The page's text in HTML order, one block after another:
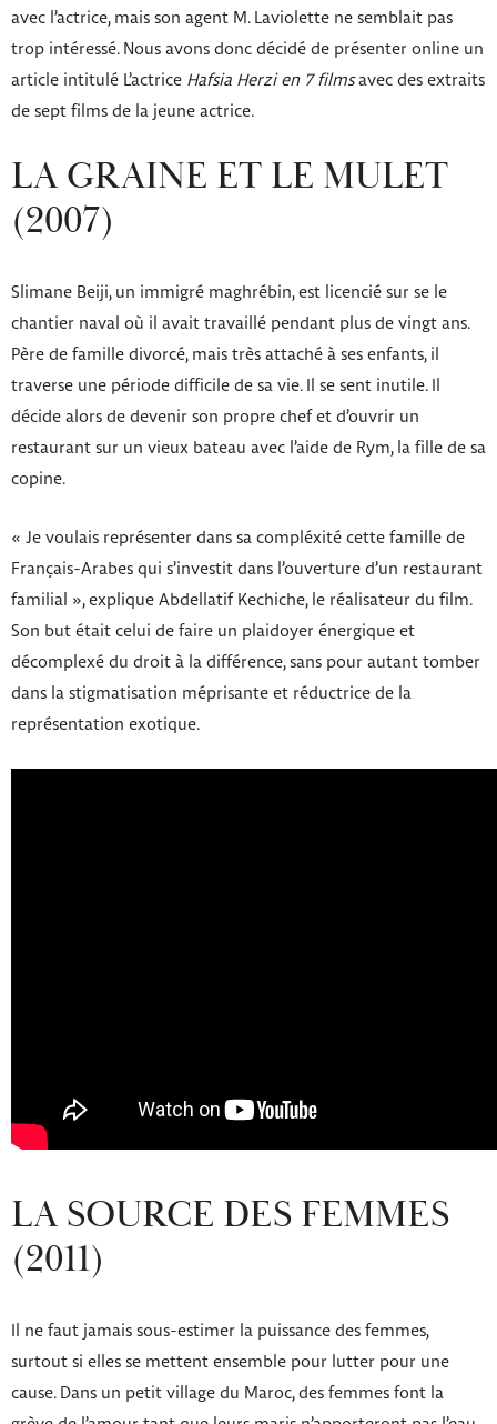
avec l’actrice, mais son agent M. Laviolette ne semblait pas
trop intéressé. Nous avons donc décidé de présenter online un
article intitulé L’actrice Hafsia Herzi en 7 filmsavec des extraits
de sept films de la jeune actrice.
LA GRAINE ET LE MULET
(2007)
Slimane Beiji, un immigré maghrébin, est licencié sur se le
chantier naval où il avait travaillé pendant plus de vingt ans.
Père de famille divorcé, mais très attaché à ses enfants, il
traverse une période difficile de sa vie. Il se sent inutile. Il
décide alors de devenir son propre chef et d’ouvrir un
restaurant sur un vieux bateau avec l’aide de Rym, la fille de sa
copine.
« Je voulais représenter dans sa compléxité cette famille de
Français-Arabes qui s’investit dans l’ouverture d’un restaurant
familial », explique Abdellatif Kechiche, le réalisateur du film.
Son but était celui de faire un plaidoyer énergique et
décomplexé du droit à la différence, sans pour autant tomber
dans la stigmatisation méprisante et réductrice de la
représentation exotique.
LA SOURCE DES FEMMES
(2011)
Il ne faut jamais sous-estimer la puissance des femmes,
surtout si elles se mettent ensemble pour lutter pour une
cause. Dans un petit village du Maroc, des femmes font la